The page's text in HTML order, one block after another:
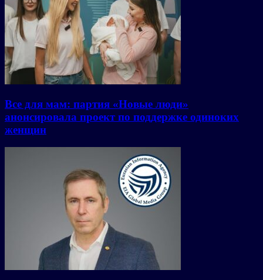
Все для мам: партия «Новые люди»
анонсировала проект по поддержке одиноких
женщин